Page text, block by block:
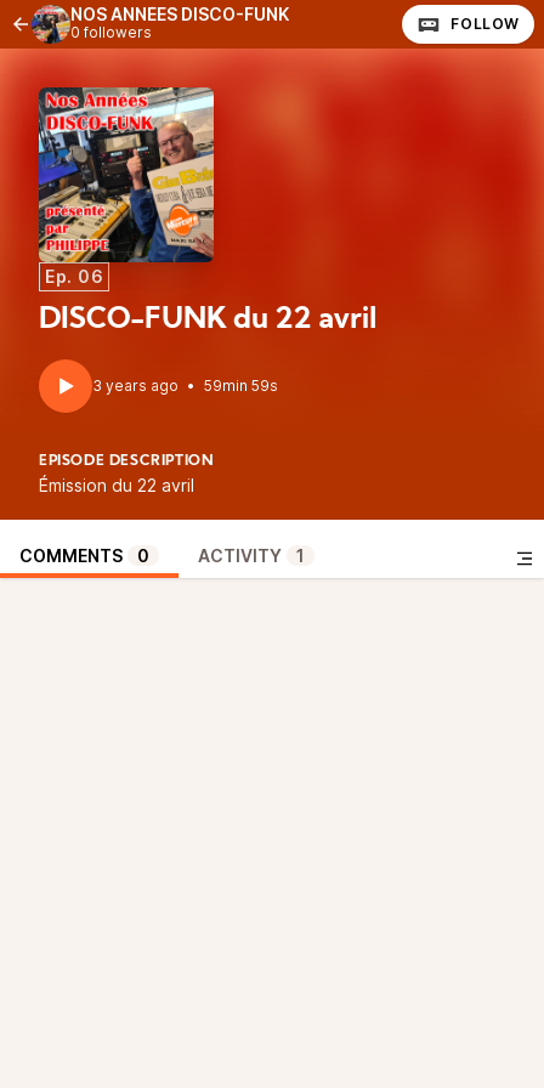
NOS ANNÉES DISCO-FUNK
0 followers FOLLOW
Ep. 06
DISCO-FUNK du 22 avril
3 years ago • 59min 59s
EPISODE DESCRIPTION
Émission du 22 avril
COMMENTS 0 ACTIVITY 1